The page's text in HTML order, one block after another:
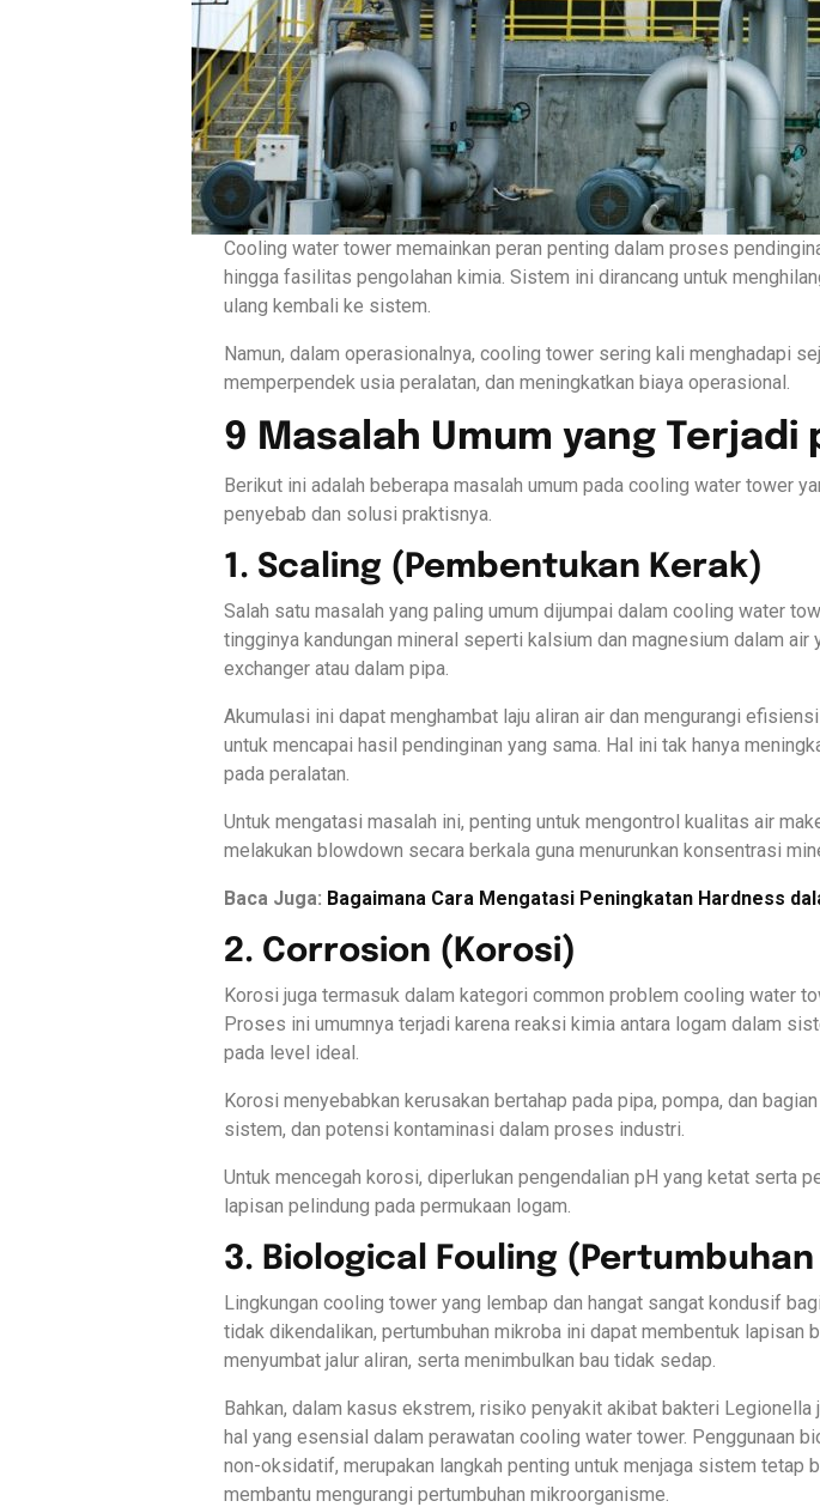
Cooling water tower memainkan peran penting dalam proses
hingga fasilitas pengolahan kimia. Sistem ini dirancang untuk
ulang kembali ke sistem.
Namun, dalam operasionalnya, cooling tower sering kali menghadapi
memperpendek usia peralatan, dan meningkatkan biaya operasional.
9 Masalah Umum yang
Berikut ini adalah beberapa masalah umum pada cooling water tower
penyebab dan solusi praktisnya.
1. Scaling (Pembentukan Kerak)
Salah satu masalah yang paling umum dijumpai dalam cooling water
tingginya kandungan mineral seperti kalsium dan magnesium dalam
exchanger atau dalam pipa.
Akumulasi ini dapat menghambat laju aliran air dan mengurangi
untuk mencapai hasil pendinginan yang sama. Hal ini tak hanya
pada peralatan.
Untuk mengatasi masalah ini, penting untuk mengontrol kualitas air
melakukan blowdown secara berkala guna menurunkan konsentrasi
Baca Juga: Bagaimana Cara Mengatasi Peningkatan Hardness
2. Corrosion (Korosi)
Korosi juga termasuk dalam kategori common problem cooling water
Proses ini umumnya terjadi karena reaksi kimia antara logam dalam
pada level ideal.
Korosi menyebabkan kerusakan bertahap pada pipa, pompa, dan
sistem, dan potensi kontaminasi dalam proses industri.
Untuk mencegah korosi, diperlukan pengendalian pH yang ketat serta
lapisan pelindung pada permukaan logam.
3. Biological Fouling
Lingkungan cooling tower yang lembap dan hangat sangat kondusif
tidak dikendalikan, pertumbuhan mikroba ini dapat membentuk
menyumbat jalur aliran, serta menimbulkan bau tidak sedap.
Bahkan, dalam kasus ekstrem, risiko penyakit akibat bakteri
hal yang esensial dalam perawatan cooling water tower. Penggunaan
non-oksidatif, merupakan langkah penting untuk menjaga sistem tetap
membantu mengurangi pertumbuhan mikroorganisme.